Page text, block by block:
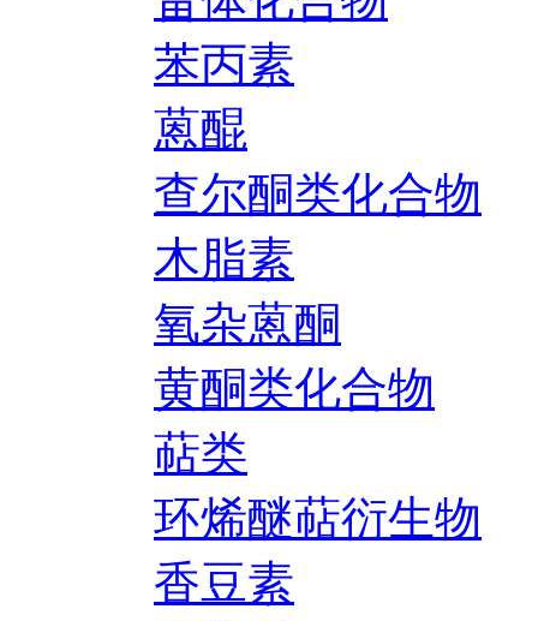
苯丙素
蒽醌
查尔酮类化合物
木脂素
氧杂蒽酮
黄酮类化合物
萜类
环烯醚萜衍生物
香豆素